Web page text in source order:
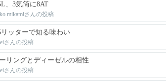
、3気筒に8AT
mikamiさんの投稿
リッターで知る味わい
さんの投稿
リングとディーゼルの相性
さんの投稿